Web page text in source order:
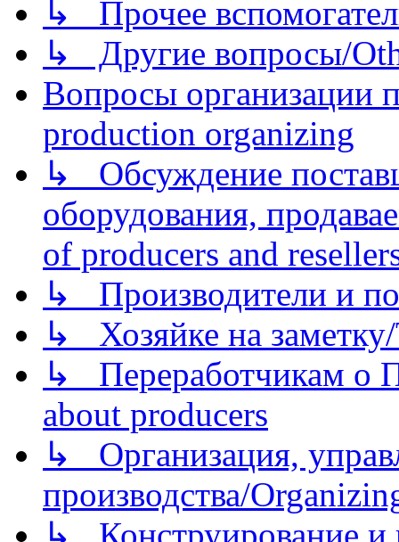
↳ Прочее
↳ Другие вопросы/
Вопросы организации
production organizing
↳ Обсуждение
оборудования,
of producers and
↳ Производители и
↳ Хозяйке на
↳ Переработчикам о
about producers
↳ Организация,
производства/